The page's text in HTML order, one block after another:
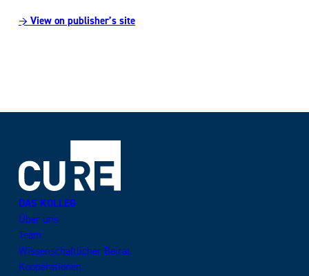
→ View on publisher’s site
DAS KOLLEG
Über uns
Team
Wissenschaftlicher Beirat
Kooperationen